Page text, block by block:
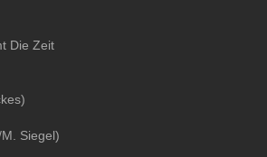
Die Zeit
Siegel)